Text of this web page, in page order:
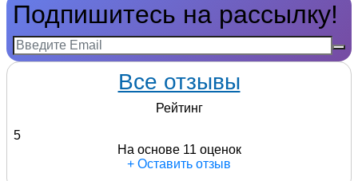
Подпишитесь на рассылку!
Все отзывы
Рейтинг
5
На основе 11 оценок
+ Оставить отзыв